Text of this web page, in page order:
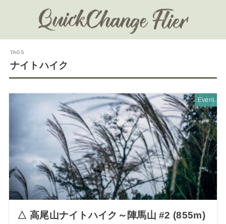
ナイトハイク
Event
△ 高尾山ナイトハイク～陣馬山 #2 (855m)